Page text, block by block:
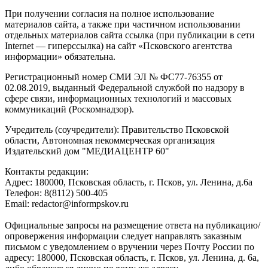
При получении согласия на полное использование
материалов сайта, а также при частичном использовании
отдельных материалов сайта ссылка (при публикации в сети
Internet — гиперссылка) на сайт «Псковского агентства
информации» обязательна.
Регистрационный номер СМИ ЭЛ № ФС77-76355 от
02.08.2019, выданный Федеральной службой по надзору в
сфере связи, информационных технологий и массовых
коммуникаций (Роскомнадзор).
Учредитель (соучредители): Правительство Псковской
области, Автономная некоммерческая организация
Издательский дом "МЕДИАЦЕНТР 60"
Контакты редакции:
Адреc: 180000, Псковская область, г. Псков, ул. Ленина, д.6а
Телефон: 8(8112) 500-405
Email: redactor@informpskov.ru
Официальные запросы на размещение ответа на публикацию/
опровержения информации следует направлять заказным
письмом с уведомлением о вручении через Почту России по
адресу: 180000, Псковская область, г. Псков, ул. Ленина, д. 6а,